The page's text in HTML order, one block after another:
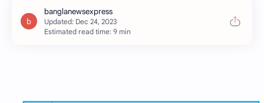
Estimated read time: 9 min